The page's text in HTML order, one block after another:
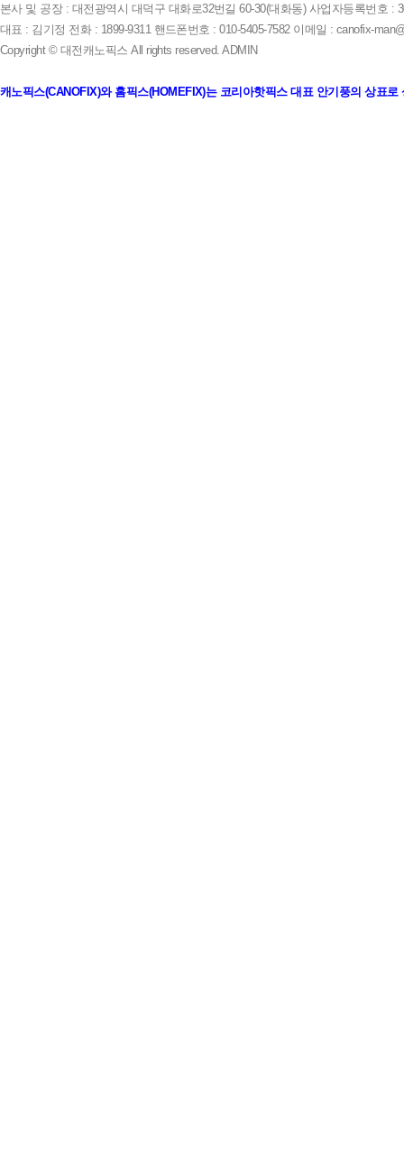
본사 및 공장 : 대전광역시 대덕구 대화로32번길 60-30(대화동) 사업자등록번호 :
대표 : 김기정 전화 : 1899-9311 핸드폰번호 : 010-5405-7582 이메일 : canofix-
Copyright © 대전캐노픽스 All rights reserved.ADMIN
캐노픽스(CANOFIX)와 홈픽스(HOMEFIX)는 코리아핫픽스 대표 안기풍의 상표